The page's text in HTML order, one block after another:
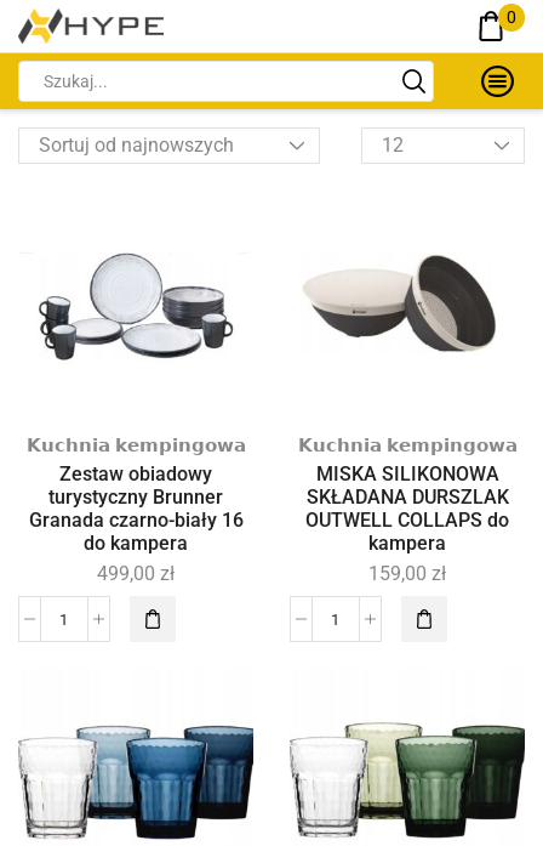
0
𝗞𝘂𝗰𝗵𝗻𝗶𝗮 𝗸𝗲𝗺𝗽𝗶𝗻𝗴𝗼𝘄𝗮
Zestaw obiadowy
turystyczny Brunner
Granada czarno-biały 16
do kampera
499,00 zł
𝗞𝘂𝗰𝗵𝗻𝗶𝗮 𝗸𝗲𝗺𝗽𝗶𝗻𝗴𝗼𝘄𝗮
MISKA SILIKONOWA
SKŁADANA DURSZLAK
OUTWELL COLLAPS do
kampera
159,00 zł